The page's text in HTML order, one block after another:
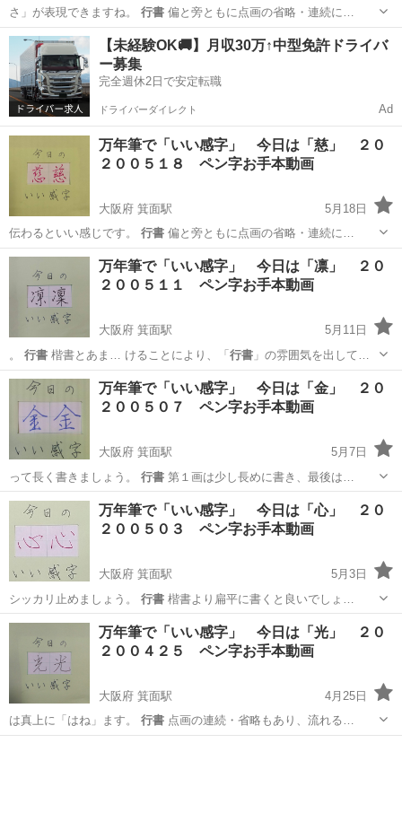
さ」が表現できますね。 行書 偏と旁ともに点画の省略・連続に…
大阪 箕面市 箕面駅 ペン字 お手本
【未経験OK🚚】月収30万↑中型免許ドライバ
ー募集
完全週休2日で安定転職
ドライバーダイレクト Ad
万年筆で「いい感字」 今日は「慈」 ２０
２００５１８ ペン字お手本動画
大阪府 箕面駅
5月18日
伝わるといい感じです。 行書 偏と旁ともに点画の省略・連続に…
大阪 箕面市 箕面駅 ペン字 万年筆
万年筆で「いい感字」 今日は「凛」 ２０
２００５１１ ペン字お手本動画
大阪府 箕面駅
5月11日
。 行書 楷書とあま… けることにより、「 行書」の雰囲気を出して…
大阪 箕面市 箕面駅 ペン字 お手本
万年筆で「いい感字」 今日は「金」 ２０
２００５０７ ペン字お手本動画
大阪府 箕面駅
5月7日
って長く書きましょう。 行書 第１画は少し長めに書き、最後は…
大阪 箕面市 箕面駅 ペン字
万年筆で「いい感字」 今日は「心」 ２０
２００５０３ ペン字お手本動画
大阪府 箕面駅
5月3日
シッカリ止めましょう。 行書 楷書より扁平に書くと良いでしょ…
大阪 箕面市 箕面駅 ペン字 お手本
万年筆で「いい感字」 今日は「光」 ２０
２００４２５ ペン字お手本動画
大阪府 箕面駅
4月25日
は真上に「はね」ます。 行書 点画の連続・省略もあり、流れる…